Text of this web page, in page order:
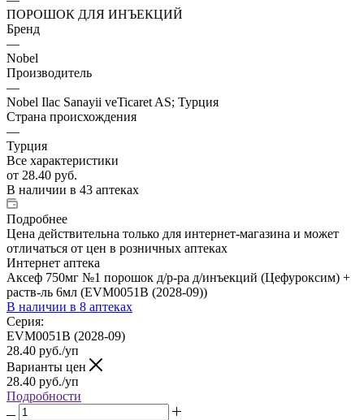
ПОРОШОК ДЛЯ ИНЪЕКЦИЙ
Бренд
—
Nobel
Производитель
—
Nobel Ilac Sanayii veTicaret AS; Турция
Страна происхождения
—
Турция
Все характеристики
от 28.40 руб.
В наличии в 43 аптеках
Подробнее
Цена действительна только для интернет-магазина и может
отличаться от цен в розничных аптеках
Интернет аптека
Аксеф 750мг №1 порошок д/р-ра д/инъекций (Цефуроксим) +
раств-ль 6мл (EVM0051B (2028-09))
В наличии в 8 аптеках
Серия:
EVM0051B (2028-09)
28.40 руб./уп
Варианты цен
28.40 руб./уп
Подробности